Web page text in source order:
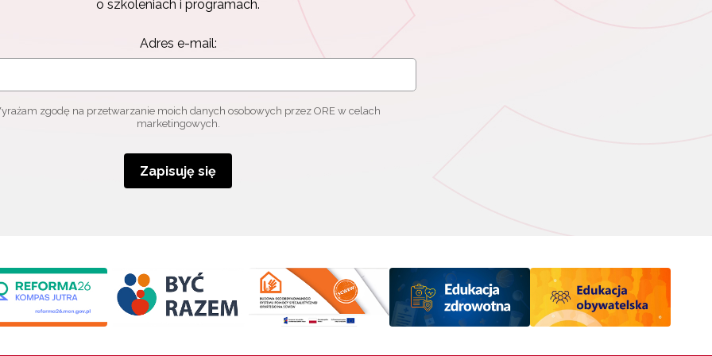
o szkoleniach i programach.
Adres e-mail:
zgodę na przetwarzanie moich danych osobowych przez ORE w celach
marketingowych.
Zapisuję się